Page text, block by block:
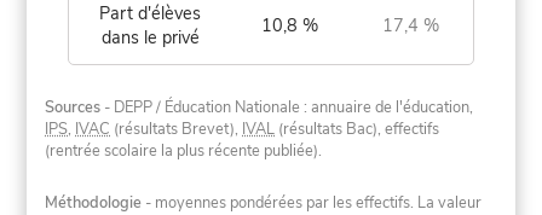
Part d'élèves
dans le privé
10,8 % 17,4 %
Sources - DEPP / Éducation Nationale : annuaire de l'éducation,
IPS, IVAC (résultats Brevet), IVAL (résultats Bac), effectifs
(rentrée scolaire la plus récente publiée).
Méthodologie - moyennes pondérées par les effectifs. La valeur